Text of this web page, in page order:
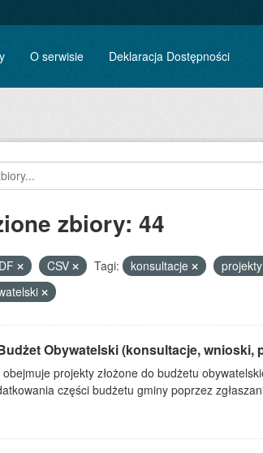
O serwisie Deklaracja Dostępności
zbiory: 44
CSV Tagi: konsultacje
projekty
Obywatelski (konsultacje, wnioski,
projekty złożone do budżetu
części budżetu gminy poprzez